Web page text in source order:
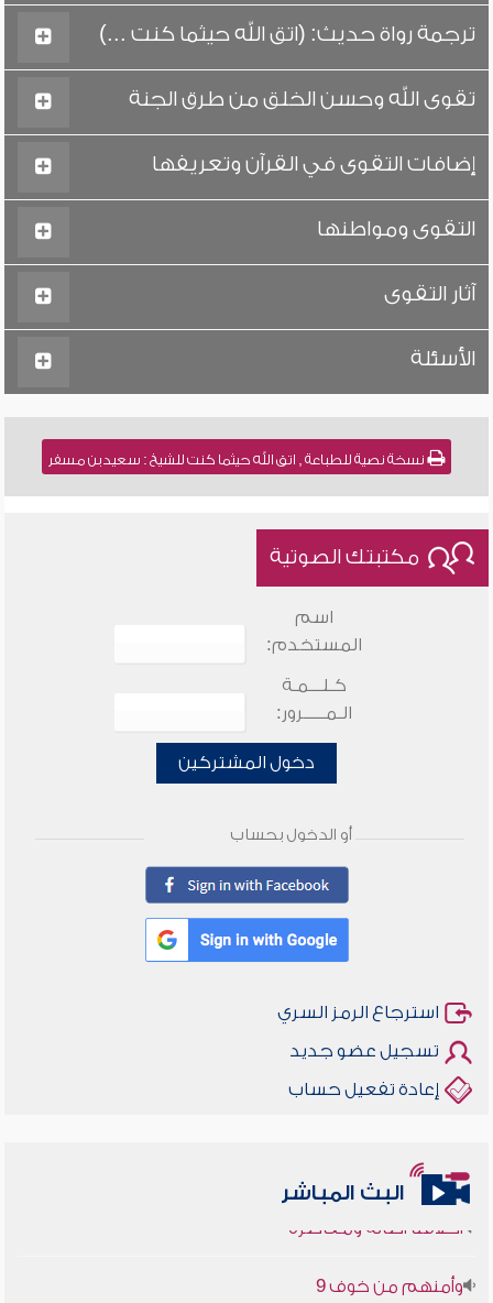
ترجمة رواة حديث: (اتق الله حيثما كنت ...)
تقوى الله وحسن الخلق من طرق الجنة
إضافات التقوى في القرآن وتعريفها
التقوى ومواطنها
آثار التقوى
الأسئلة
نسخة نصية للطباعة , اتق الله حيثما كنت للشيخ : سعيد بن مسفر
مكتبتك الصوتية
اسم
المستخدم:
كـلـــمـة
الـمـــــرور:
دخول المشتركين
أو الدخول بحساب
استرجاع الرمز السري
تسجيل عضو جديد
إعادة تفعيل حساب
البث المباشر
أخلاقنا أصالة ومعاصرة